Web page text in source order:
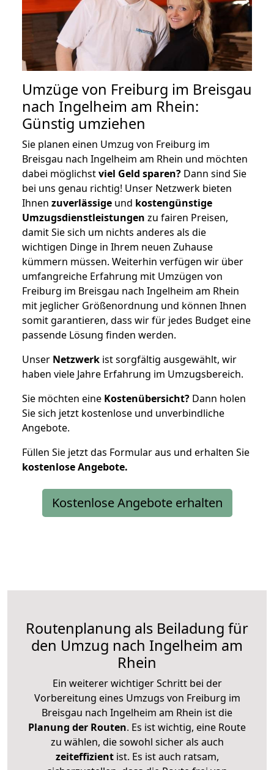
Umzüge von Freiburg im Breisgau
nach Ingelheim am Rhein:
Günstig umziehen
Sie planen einen Umzug von Freiburg im
Breisgau nach Ingelheim am Rhein und möchten
dabei möglichstviel Geld sparen? Dann sind Sie
bei uns genau richtig! Unser Netzwerk bieten
Ihnen zuverlässige und kostengünstige
Umzugsdienstleistungen zu fairen Preisen,
damit Sie sich um nichts anderes als die
wichtigen Dinge in Ihrem neuen Zuhause
kümmern müssen. Weiterhin verfügen wir über
umfangreiche Erfahrung mit Umzügen von
Freiburg im Breisgau nach Ingelheim am Rhein
mit jeglicher Größenordnung und können Ihnen
somit garantieren, dass wir für jedes Budget eine
passende Lösung finden werden.
Unser Netzwerk ist sorgfältig ausgewählt, wir
haben viele Jahre Erfahrung im Umzugsbereich.
Sie möchten eine Kostenübersicht? Dann holen
Sie sich jetzt kostenlose und unverbindliche
Angebote.
Füllen Sie jetzt das Formular aus und erhalten Sie
kostenloseAngebote.
Kostenlose Angebote erhalten
Routenplanung als Beiladung für
den Umzug nach Ingelheim am
Rhein
Ein weiterer wichtiger Schritt bei der
Vorbereitung eines Umzugs von Freiburg im
Breisgau nach Ingelheim am Rhein ist die
Planung der Routen. Es ist wichtig, eine Route
zu wählen, die sowohl sicher als auch
zeiteffizientist. Es ist auch ratsam,